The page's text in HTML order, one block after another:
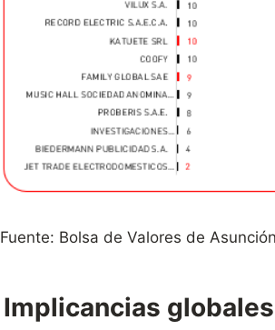
Fuente: Bolsa de Valores de
Implicancias